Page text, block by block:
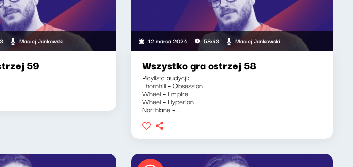
Maciej Jankowski
59
12 marca 2024 58:43 Maciej Jankowski
Wszystko gra ostrzej 58
Playlista audycji:
Thornhill – Obsession
Wheel – Empire
Wheel – Hyperion
Northlane –...